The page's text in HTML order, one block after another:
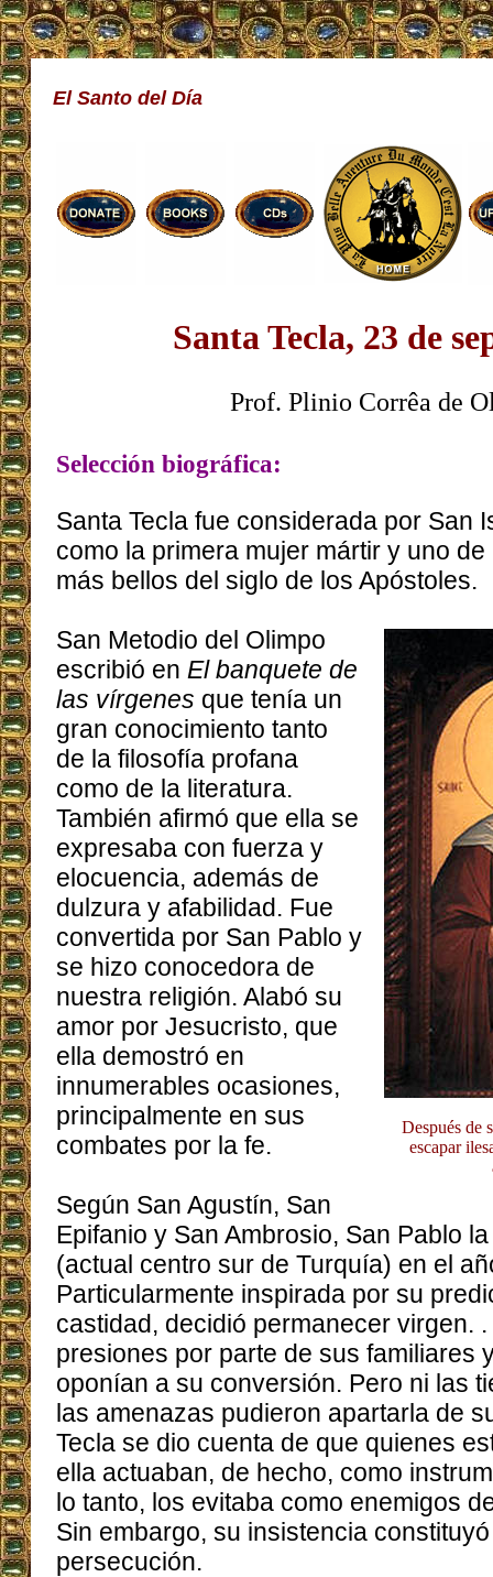
El Santo del Día
Santa Tecla, 23 de
Prof. Plinio Corrêa de
Selección biográfica:
Santa Tecla fue considerada por San
como la primera mujer mártir y uno
más bellos del siglo de los Apóstoles.
Después de
escapar
San Metodio del Olimpo
escribió en El banquete de
las vírgenes que tenía un
gran conocimiento tanto
de la filosofía profana
como de la literatura.
También afirmó que ella se
expresaba con fuerza y ​​
elocuencia, además de
dulzura y afabilidad. Fue
convertida por San Pablo y
se hizo conocedora de
nuestra religión. Alabó su
amor por Jesucristo, que
ella demostró en
innumerables ocasiones,
principalmente en sus
combates por la fe.
Según San Agustín, San
Epifanio y San Ambrosio, San Pablo
(actual centro sur de Turquía) en el
Particularmente inspirada por su
castidad, decidió permanecer virgen.
presiones por parte de sus familiares
oponían a su conversión. Pero ni las
las amenazas pudieron apartarla de
Tecla se dio cuenta de que quienes
ella actuaban, de hecho, como
lo tanto, los evitaba como enemigos
Sin embargo, su insistencia
persecución.